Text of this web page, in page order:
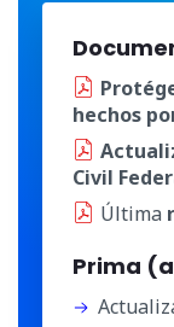
hechos
Civil
Última
Prima